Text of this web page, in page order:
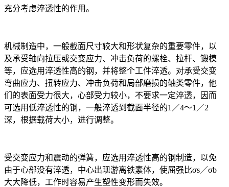
充分考虑淬透性的作用。
机械制造中，一般截面尺寸较大和形状复杂的重要零件，以
及承受轴向拉压或交变应力、冲击负荷的螺栓、拉杆、锻模
等，应选用淬透性高的钢，并将整个工件淬透。对承受交变
弯曲应力、扭转应力、冲击负荷和局部磨损的轴类零件，他
们的表面受力很大，心部受力较小，不要求一定淬透，因而
可选用低淬透性的钢，一般淬透到截面半径的1／4～1／2
深，根据载荷大小，进行调整。
受交变应力和震动的弹簧，应选用淬透性高的钢制造，以免
由于心部没有淬透，中心出现游离铁素体，使屈强比σs／σb
大大降低，工作时容易产生塑性变形而失效。